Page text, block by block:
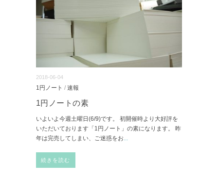
2018-06-04
1円ノート / 速報
1円ノートの素
いよいよ今週土曜日(6/9)です。 初開催時より大好評を
いただいております「1円ノート」の素になります。 昨
年は完売してしまい、ご迷惑をお...
続きを読む